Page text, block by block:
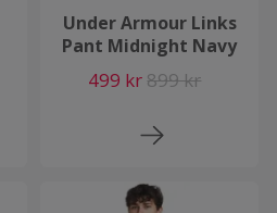
Under Armour Links
Pant Midnight Navy
499 kr 899 kr